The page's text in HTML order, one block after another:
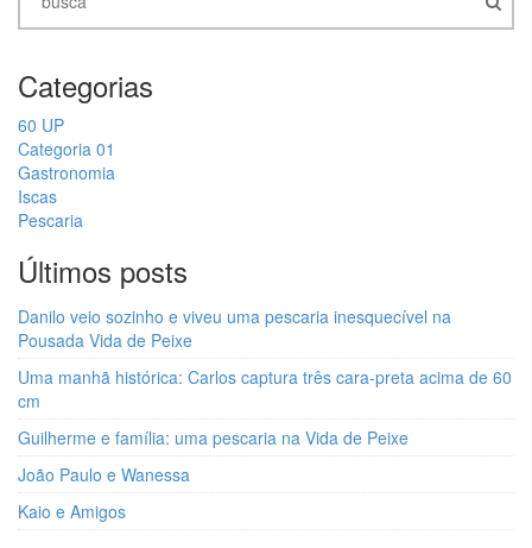
Categorias
60 UP
Categoria 01
Gastronomia
Iscas
Pescaria
Últimos posts
Danilo veio sozinho e viveu uma pescaria inesquecível na
Pousada Vida de Peixe
Uma manhã histórica: Carlos captura três cara-preta acima de 60
cm
Guilherme e família: uma pescaria na Vida de Peixe
João Paulo e Wanessa
Kaio e Amigos